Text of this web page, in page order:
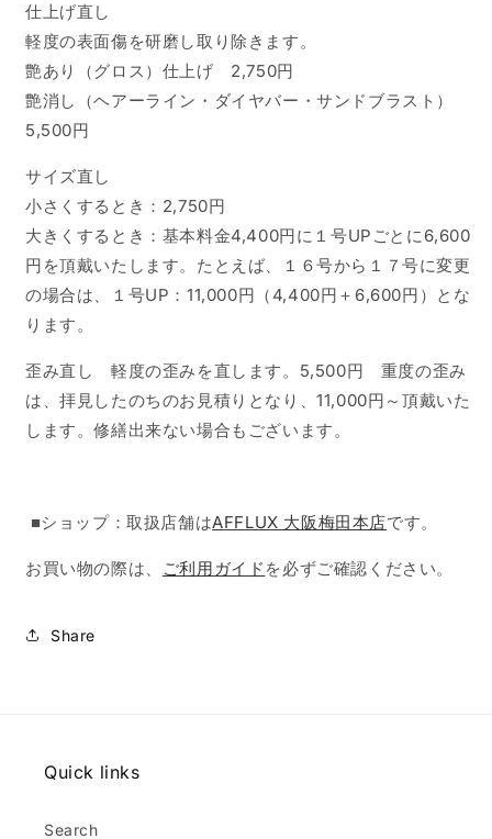
仕上げ直し
軽度の表面傷を研磨し取り除きます。
艶あり（グロス）仕上げ 2,750円
艶消し（ヘアーライン・ダイヤバー・サンドブラスト）
5,500円
サイズ直し
小さくするとき：2,750円
大きくするとき：基本料金4,400円に１号UPごとに6,600
円を頂戴いたします。たとえば、１６号から１７号に変更
の場合は、１号UP：11,000円（4,400円＋6,600円）とな
ります。
歪み直し 軽度の歪みを直します。5,500円 重度の歪み
は、拝見したのちのお見積りとなり、11,000円～頂戴いた
します。修繕出来ない場合もございます。
■ショップ：取扱店舗はAFFLUX 大阪梅田本店です。
お買い物の際は、 ご利用ガイド を必ずご確認ください。
Share
Quick links
Search